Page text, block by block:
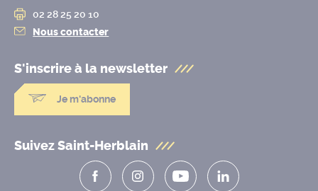
02 28 25 20 10
Nous contacter
S'inscrire à la newsletter
Je m'abonne
Suivez Saint-Herblain